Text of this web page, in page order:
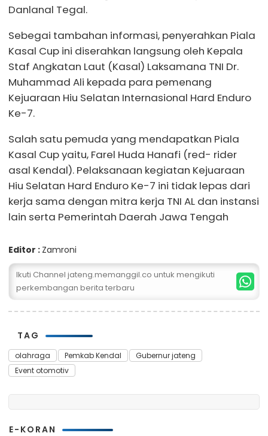
Danlanal Tegal.
Sebegai tambahan informasi, penyerahkan Piala
Kasal Cup ini diserahkan langsung oleh Kepala
Staf Angkatan Laut (Kasal) Laksamana TNI Dr.
Muhammad Ali kepada para pemenang
Kejuaraan Hiu Selatan Internasional Hard Enduro
Ke-7.
Salah satu pemuda yang mendapatkan Piala
Kasal Cup yaitu, Farel Huda Hanafi (red- rider
asal Kendal). Pelaksanaan kegiatan Kejuaraan
Hiu Selatan Hard Enduro Ke-7 ini tidak lepas dari
kerja sama dengan mitra kerja TNI AL dan instansi
lain serta Pemerintah Daerah Jawa Tengah
Editor : Zamroni
Ikuti Channel jateng.memanggil.co untuk mengikuti
perkembangan berita terbaru
TAG
olahraga Pemkab Kendal
Gubernur jateng
Event otomotiv
E-KORAN